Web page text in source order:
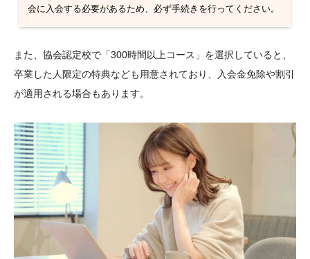
会に入会する必要があるため、必ず手続きを行ってください。
また、協会認定校で「300時間以上コース」を選択していると、
卒業した人限定の特典なども用意されており、入会金免除や割引
が適用される場合もあります。